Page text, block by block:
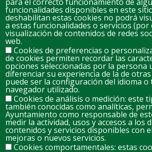
2 3 4 5 6
16 17 18 19 20
23 24 25 26 27
30 31 1 2 3
funcionalidades disponibles en este
deshabilitan estas cookies no podrá
a estas funcionalidades o servicios (por
visualización de contenidos de redes
web.
Cookies de preferencias o
de cookies permiten recordar las
opciones seleccionadas por la persona
diferenciar su experiencia de la de
puede ser la configuración del idioma o
navegador utilizado.
Cookies de análisis o medición: este
también conocidas como analíticas,
Ayuntamiento como responsable de
medir la actividad, usos y accesos a los
contenidos y servicios disponibles con
mejoras o nuevos servicios.
Cookies comportamentales: estas